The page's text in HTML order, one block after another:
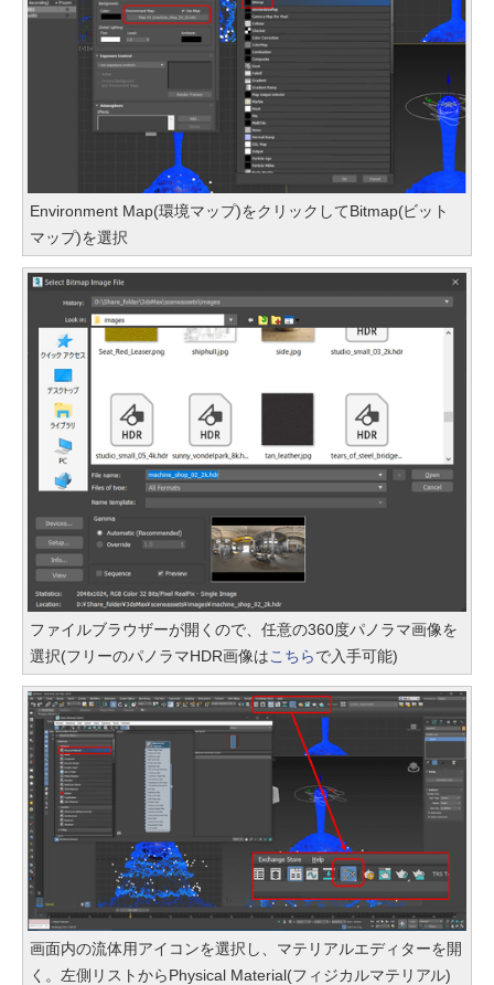
Environment Map(環境マップ)をクリックしてBitmap(ビット
マップ)を選択
ファイルブラウザーが開くので、任意の360度パノラマ画像を
選択(フリーのパノラマHDR画像はこちらで入手可能)
画面内の流体用アイコンを選択し、マテリアルエディターを開
く。左側リストからPhysical Material(フィジカルマテリアル)